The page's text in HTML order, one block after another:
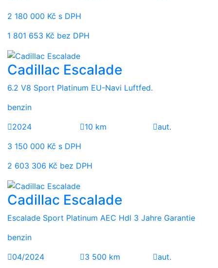
2 180 000 Kč s DPH
1 801 653 Kč bez DPH
Cadillac Escalade
6.2 V8 Sport Platinum EU-Navi Luftfed.
benzin
2024
10 km
aut.
3 150 000 Kč s DPH
2 603 306 Kč bez DPH
Cadillac Escalade
Escalade Sport Platinum AEC Hdl 3 Jahre Garantie
benzin
04/2024
3 500 km
aut.